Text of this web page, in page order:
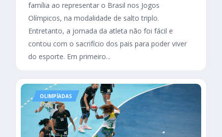
família ao representar o Brasil nos Jogos
Olímpicos, na modalidade de salto triplo.
Entretanto, a jornada da atleta não foi fácil e
contou com o sacrifício dos pais para poder viver
do esporte. Em primeiro...
OLIMPÍADAS